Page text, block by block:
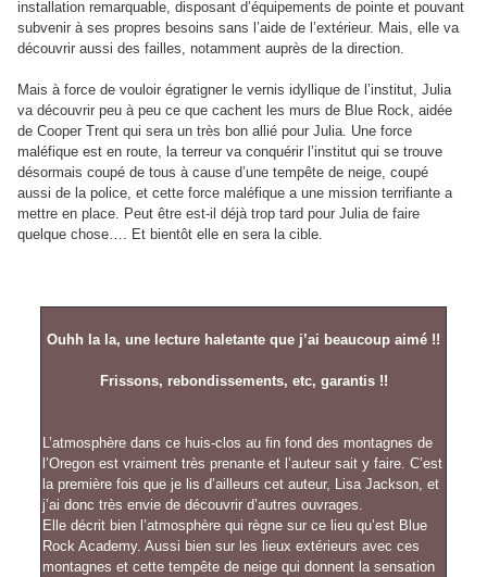
installation remarquable, disposant d’équipements de pointe et pouvant
subvenir à ses propres besoins sans l’aide de l’extérieur. Mais, elle va
découvrir aussi des failles, notamment auprès de la direction.
Mais à force de vouloir égratigner le vernis idyllique de l’institut, Julia
va découvrir peu à peu ce que cachent les murs de Blue Rock, aidée
de Cooper Trent qui sera un très bon allié pour Julia. Une force
maléfique est en route, la terreur va conquérir l’institut qui se trouve
désormais coupé de tous à cause d’une tempête de neige, coupé
aussi de la police, et cette force maléfique a une mission terrifiante a
mettre en place. Peut être est-il déjà trop tard pour Julia de faire
quelque chose…. Et bientôt elle en sera la cible.
Ouhh la la, une lecture haletante que j’ai beaucoup aimé !!
Frissons, rebondissements, etc, garantis !!
L’atmosphère dans ce huis-clos au fin fond des montagnes de
l’Oregon est vraiment très prenante et l’auteur sait y faire. C’est
la première fois que je lis d’ailleurs cet auteur, Lisa Jackson, et
j’ai donc très envie de découvrir d’autres ouvrages.
Elle décrit bien l’atmosphère qui règne sur ce lieu qu’est Blue
Rock Academy. Aussi bien sur les lieux extérieurs avec ces
montagnes et cette tempête de neige qui donnent la sensation